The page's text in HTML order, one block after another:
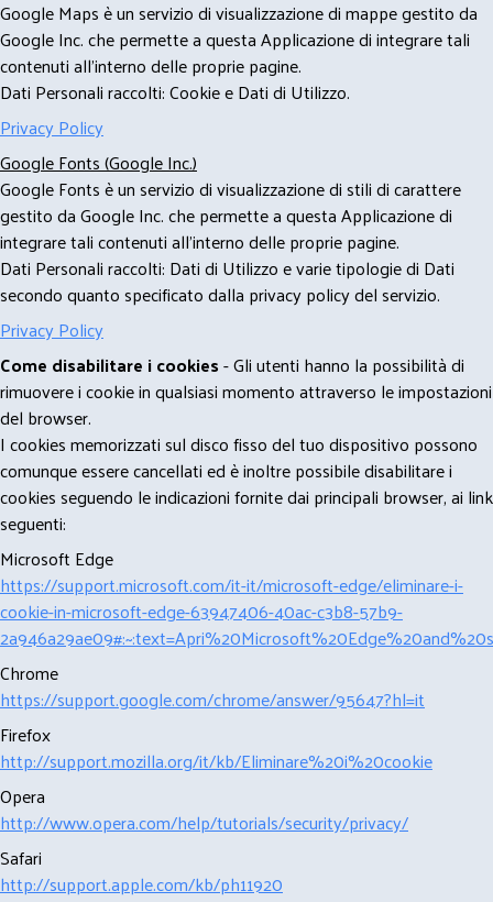
Google Maps è un servizio di visualizzazione di mappe gestito da
Google Inc. che permette a questa Applicazione di integrare tali
contenuti all'interno delle proprie pagine.
Dati Personali raccolti: Cookie e Dati di Utilizzo.
Privacy Policy
Google Fonts (Google Inc.)
Google Fonts è un servizio di visualizzazione di stili di carattere
gestito da Google Inc. che permette a questa Applicazione di
integrare tali contenuti all'interno delle proprie pagine.
Dati Personali raccolti: Dati di Utilizzo e varie tipologie di Dati
secondo quanto specificato dalla privacy policy del servizio.
Privacy Policy
Come disabilitare i cookies- Gli utenti hanno la possibilità di
rimuovere i cookie in qualsiasi momento attraverso le impostazioni
del browser.
I cookies memorizzati sul disco fisso del tuo dispositivo possono
comunque essere cancellati ed è inoltre possibile disabilitare i
cookies seguendo le indicazioni fornite dai principali browser, ai link
seguenti:
Microsoft Edge
https://support.microsoft.com/it-it/microsoft-edge/eliminare-i-
cookie-in-microsoft-edge-63947406-40ac-c3b8-57b9-
Chrome
https://support.google.com/chrome/answer/95647?hl=it
Firefox
http://support.mozilla.org/it/kb/Eliminare%20i%20cookie
Opera
http://www.opera.com/help/tutorials/security/privacy/
Safari
http://support.apple.com/kb/ph11920